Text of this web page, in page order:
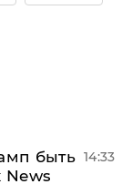
быть
News
14:33